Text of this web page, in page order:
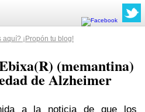
¡Propón tu blog!
(memantina)
de Alzheimer
a la noticia de que los